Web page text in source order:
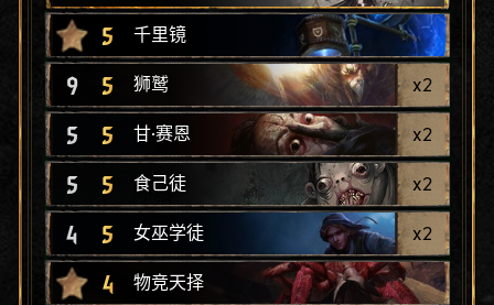
5 千里镜
9 5 狮鹫 x2
5 5 甘·赛恩 x2
5 5 食己徒 x2
4 5 女巫学徒 x2
4 物竞天择